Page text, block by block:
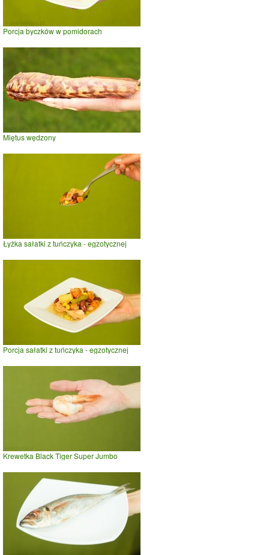
Porcja byczków w pomidorach
Miętus wędzony
Łyżka sałatki z tuńczyka - egzotycznej
Porcja sałatki z tuńczyka - egzotycznej
Krewetka Black Tiger Super Jumbo